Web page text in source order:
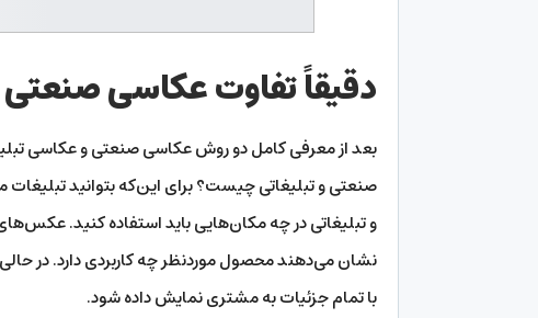
دقیقاً تفاوت عکاسی
بعد از معرفی کامل دو روش عکاسی صنعتی و عکاسی
صنعتی و تبلیغاتی چیست؟ برای این‌که بتوانید
و تبلیغاتی در چه مکان‌هایی باید استفاده کنید.
نشان می‌دهند محصول موردنظر چه کاربردی دارد.
با تمام جزئیات به مشتری نمایش داده شود.